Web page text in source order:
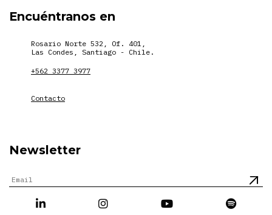
Encuéntranos en
Rosario Norte 532, Of. 401,
Las Condes, Santiago - Chile.
+562 3377 3977
Contacto
Newsletter